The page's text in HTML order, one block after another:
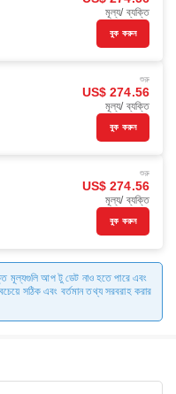
মূল্য/ ব্যক্তি
বুক করুন
শুরু
US$ 274.56
মূল্য/ ব্যক্তি
বুক করুন
শুরু
US$ 274.56
মূল্য/ ব্যক্তি
বুক করুন
মূল্যগুলি আপ টু ডেট নাও হতে পারে এবং
সঠিক এবং বর্তমান তথ্য সরবরাহ করার